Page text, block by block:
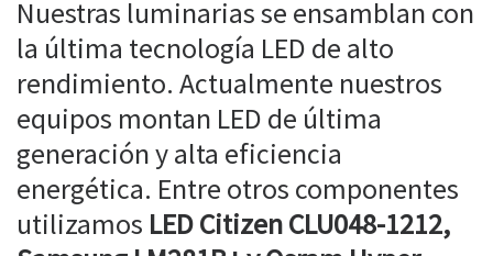
Nuestras luminarias se ensamblan con
la última tecnología LED de alto
rendimiento. Actualmente nuestros
equipos montan LED de última
generación y alta eficiencia
energética. Entre otros componentes
utilizamos LED Citizen CLU048-1212,